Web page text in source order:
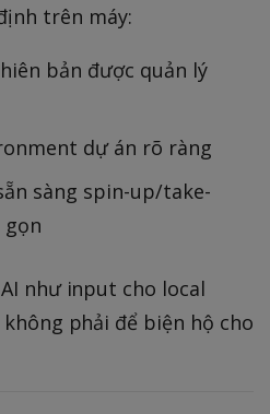
trên máy:
bản được quản lý
dự án rõ ràng
sàng spin-up/take-
gọn
như input cho local
phải để biện hộ cho